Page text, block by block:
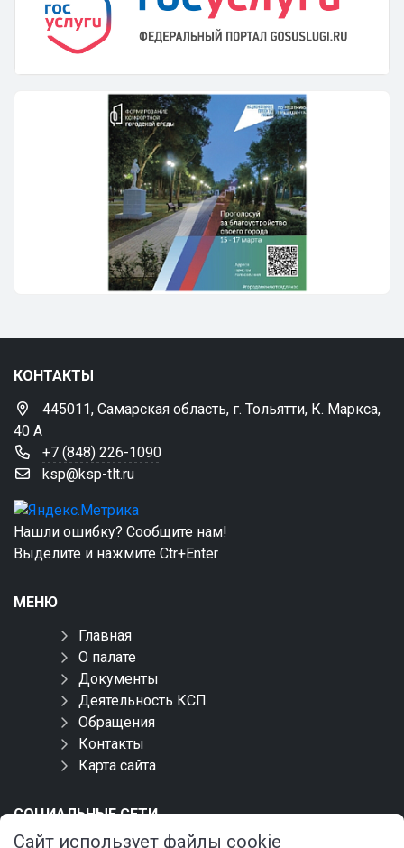
КОНТАКТЫ
445011, Самарская область, г. Тольятти, К. Маркса,
40 А
+7 (848) 226-1090
ksp@ksp-tlt.ru
Нашли ошибку? Сообщите нам!
Выделите и нажмите Ctr+Enter
МЕНЮ
Главная
О палате
Документы
Деятельность КСП
Обращения
Контакты
Карта сайта
СОЦИАЛЬНЫЕ СЕТИ
Сайт использует файлы cookie